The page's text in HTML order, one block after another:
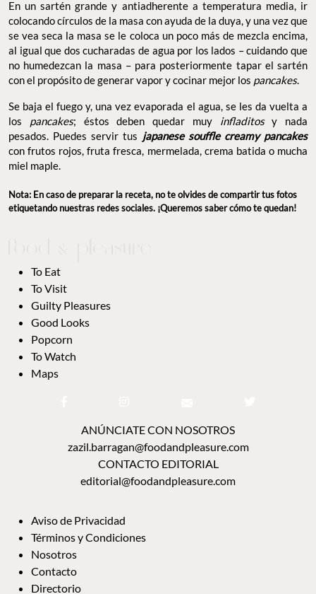
En un sartén grande y antiadherente a temperatura media, ir
colocando círculos de la masa con ayuda de la duya, y una vez que
se vea seca la masa se le coloca un poco más de mezcla encima,
al igual que dos cucharadas de agua por los lados – cuidando que
no humedezcan la masa – para posteriormente tapar el sartén
con el propósito de generar vapor y cocinar mejor los pancakes.
Se baja el fuego y, una vez evaporada el agua, se les da vuelta a
los pancakes; éstos deben quedar muy infladitosy nada
pesados. Puedes servir tus japanese souffle creamy pancakes
con frutos rojos, fruta fresca, mermelada, crema batida o mucha
miel maple.
Nota: En caso de preparar la receta, no te olvides de compartir tus fotos
etiquetando nuestras redes sociales. ¡Queremos saber cómo te quedan!
To Eat
To Visit
Guilty Pleasures
Good Looks
Popcorn
To Watch
Maps
ANÚNCIATE CON NOSOTROS
zazil.barragan@foodandpleasure.com
CONTACTO EDITORIAL
editorial@foodandpleasure.com
Aviso de Privacidad
Términos y Condiciones
Nosotros
Contacto
Directorio